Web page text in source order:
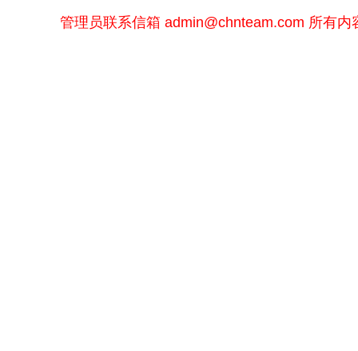
管理员联系信箱 admin@chnteam.com 所有内